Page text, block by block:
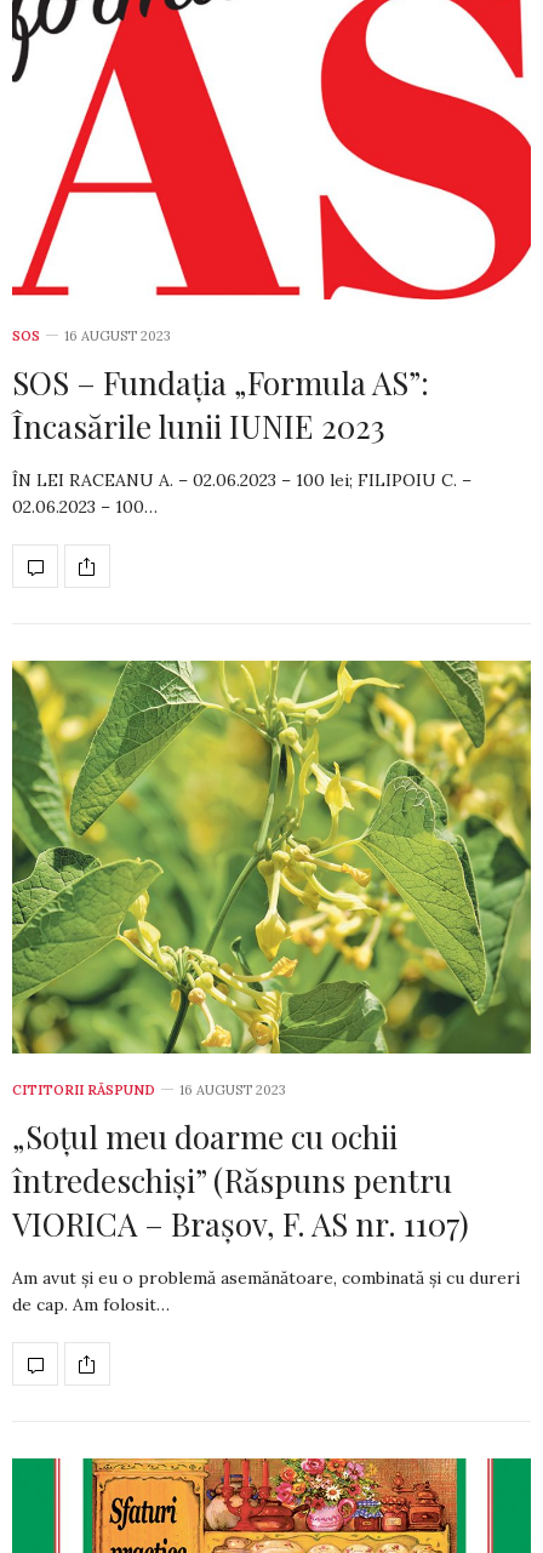
SOS 16 AUGUST 2023
SOS – Fundația „Formula AS”:
Încasările lunii IUNIE 2023
ÎN LEI RACEANU A. – 02.06.2023 – 100 lei; FILI­PO­IU C. –
02.06.2023 – 100…
CITITORII RĂSPUND 16 AUGUST 2023
„Soțul meu doarme cu ochii
întredeschiși” (Răspuns pentru
VIORICA – Brașov, F. AS nr. 1107)
Am avut și eu o problemă asemănătoare, com­bi­na­tă și cu dureri
de cap. Am folosit…